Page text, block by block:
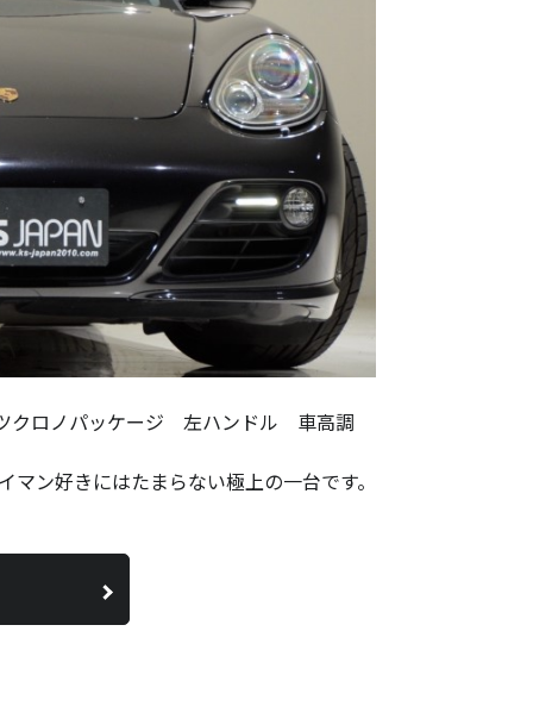
クロノパッケージ 左ハンドル 車高調
ン好きにはたまらない極上の一台です。